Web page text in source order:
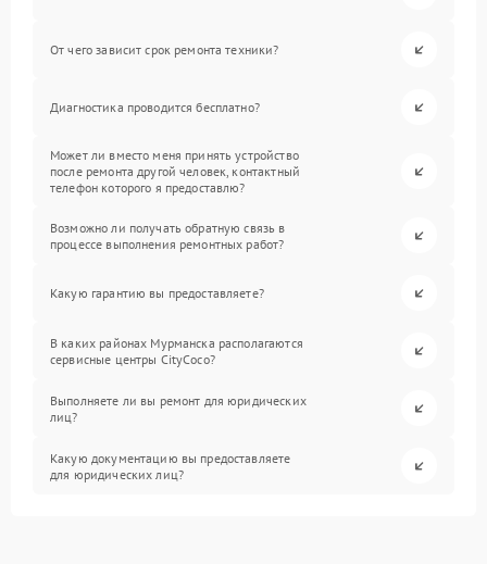
От чего зависит срок ремонта техники?
Диагностика проводится бесплатно?
Может ли вместо меня принять устройство
после ремонта другой человек, контактный
телефон которого я предоставлю?
Возможно ли получать обратную связь в
процессе выполнения ремонтных работ?
Какую гарантию вы предоставляете?
В каких районах Мурманска располагаются
сервисные центры CityCoco?
Выполняете ли вы ремонт для юридических
лиц?
Какую документацию вы предоставляете
для юридических лиц?